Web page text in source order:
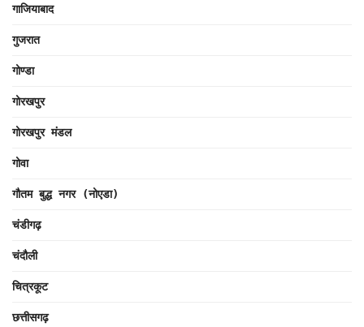
गाजियाबाद
गुजरात
गोण्डा
गोरखपुर
गोरखपुर मंडल
गोवा
गौतम बुद्ध नगर (नोएडा)
चंडीगढ़
चंदौली
चित्रकूट
छत्तीसगढ़